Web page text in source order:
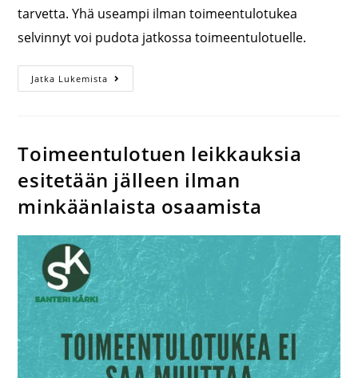
tarvetta. Yhä useampi ilman toimeentulotukea
selvinnyt voi pudota jatkossa toimeentulotuelle.
Jatka Lukemista
Toimeentulotuen leikkauksia
esitetään jälleen ilman
minkäänlaista osaamista